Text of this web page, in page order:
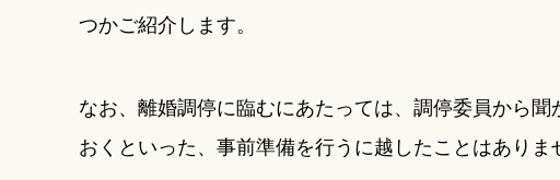
つかご紹介します。
なお、離婚調停に臨むにあたっては、調停委員から
おくといった、事前準備を行うに越したことはありま